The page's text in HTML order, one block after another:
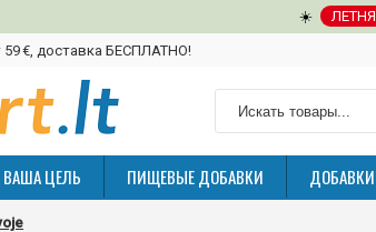
☀️
59 €, доставка БЕСПЛАТНО!
ВАША ЦЕЛЬ ПИЩЕВЫЕ ДОБАВКИ